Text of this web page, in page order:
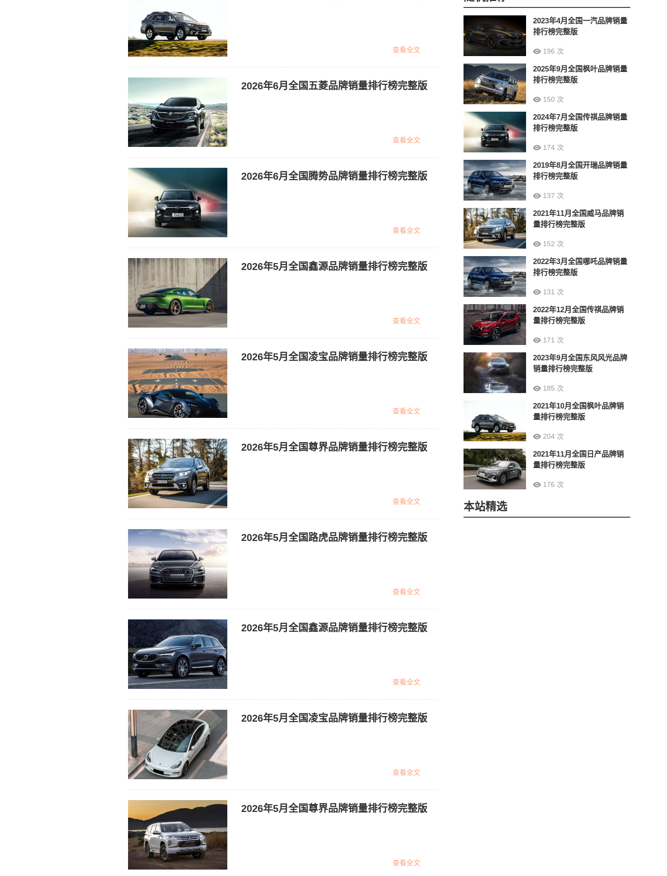
查看全文
2026年6月全国五菱品牌销量排行榜完整版
查看全文
2026年6月全国腾势品牌销量排行榜完整版
查看全文
2026年5月全国鑫源品牌销量排行榜完整版
查看全文
2026年5月全国凌宝品牌销量排行榜完整版
查看全文
2026年5月全国尊界品牌销量排行榜完整版
查看全文
2026年5月全国路虎品牌销量排行榜完整版
查看全文
2026年5月全国鑫源品牌销量排行榜完整版
查看全文
2026年5月全国凌宝品牌销量排行榜完整版
查看全文
2026年5月全国尊界品牌销量排行榜完整版
查看全文
2023年4月全国一汽品牌销量
排行榜完整版
196 次
2025年9月全国枫叶品牌销量
排行榜完整版
150 次
2024年7月全国传祺品牌销量
排行榜完整版
174 次
2019年8月全国开瑞品牌销量
排行榜完整版
137 次
2021年11月全国威马品牌销
量排行榜完整版
152 次
2022年3月全国哪吒品牌销量
排行榜完整版
131 次
2022年12月全国传祺品牌销
量排行榜完整版
171 次
2023年9月全国东风风光品牌
销量排行榜完整版
185 次
2021年10月全国枫叶品牌销
量排行榜完整版
204 次
2021年11月全国日产品牌销
量排行榜完整版
176 次
本站精选